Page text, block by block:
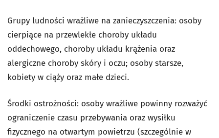
Grupy ludności wrażliwe na zanieczyszczenia: osoby
cierpiące na przewlekłe choroby układu
oddechowego, choroby układu krążenia oraz
alergiczne choroby skóry i oczu; osoby starsze,
kobiety w ciąży oraz małe dzieci.
Środki ostrożności: osoby wrażliwe powinny rozważyć
ograniczenie czasu przebywania oraz wysiłku
fizycznego na otwartym powietrzu (szczególnie w